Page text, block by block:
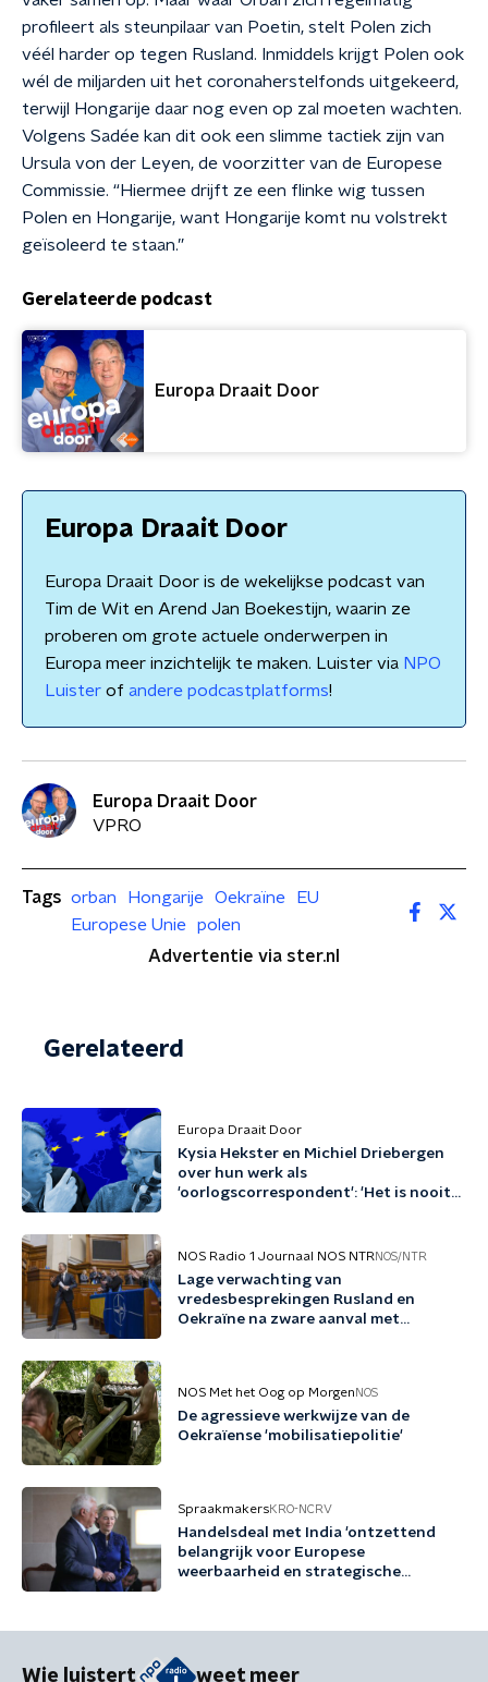
profileert als steunpilaar van Poetin, stelt Polen zich
véél harder op tegen Rusland. Inmiddels krijgt Polen ook
wél de miljarden uit het coronaherstelfonds uitgekeerd,
terwijl Hongarije daar nog even op zal moeten wachten.
Volgens Sadée kan dit ook een slimme tactiek zijn van
Ursula von der Leyen, de voorzitter van de Europese
Commissie. “Hiermee drijft ze een flinke wig tussen
Polen en Hongarije, want Hongarije komt nu volstrekt
geïsoleerd te staan.”
Gerelateerde podcast
Europa Draait Door
Europa Draait Door
Europa Draait Door is de wekelijkse podcast van
Tim de Wit en Arend Jan Boekestijn, waarin ze
proberen om grote actuele onderwerpen in
Europa meer inzichtelijk te maken. Luister via NPO
Luister of andere podcastplatforms!
Europa Draait Door
VPRO
Tags orban Hongarije Oekraïne
EU
Europese Unie
polen
Advertentie via ster.nl
Gerelateerd
Europa Draait Door
Kysia Hekster en Michiel Driebergen
over hun werk als
'oorlogscorrespondent': 'Het is nooit
NOS Radio 1 Journaal NOS NTR NOS/NTR
Lage verwachting van
vredesbesprekingen Rusland en
Oekraïne na zware aanval met
NOS Met het Oog op Morgen NOS
De agressieve werkwijze van de
Oekraïense 'mobilisatiepolitie'
SpraakmakersKRO-NCRV
Handelsdeal met India 'ontzettend
belangrijk voor Europese
weerbaarheid en strategische
Wie luistert weet meer